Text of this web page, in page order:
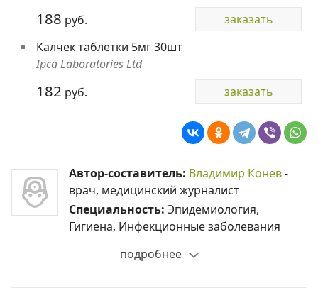
188 руб.
заказать
Калчек таблетки 5мг 30шт
Ipca Laboratories Ltd
182 руб. заказать
Автор-составитель: Владимир Конев-
врач, медицинский журналист
Специальность: Эпидемиология,
Гигиена, Инфекционные заболевания
подробнее